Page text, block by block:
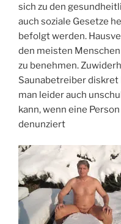
sich zu den
auch soziale Gesetze
befolgt werden.
den meisten
zu benehmen.
Saunabetreiber
man leider auch
kann, wenn eine
denunziert